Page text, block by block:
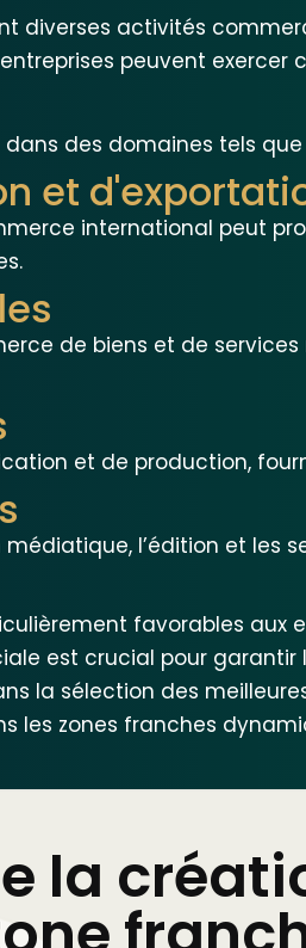
diverses activités
peuvent
des domaines tels
et
international peut
de biens et de
et de production,
l’édition et
favorables aux
est crucial pour
la sélection des
les zones franches
la